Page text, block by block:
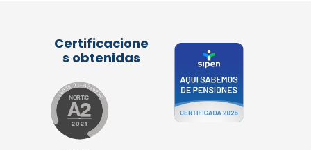
Certificacione
s obtenidas